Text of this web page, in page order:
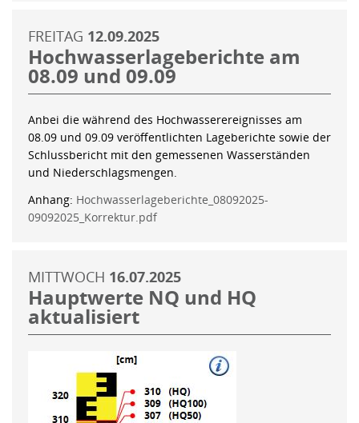
FREITAG 12.09.2025
Hochwasserlageberichte am
08.09 und 09.09
Anbei die während des Hochwasserereignisses am
08.09 und 09.09 veröffentlichten Lageberichte sowie der
Schlussbericht mit den gemessenen Wasserständen
und Niederschlagsmengen.
Anhang: Hochwasserlageberichte_08092025-
09092025_Korrektur.pdf
MITTWOCH 16.07.2025
Hauptwerte NQ und HQ
aktualisiert